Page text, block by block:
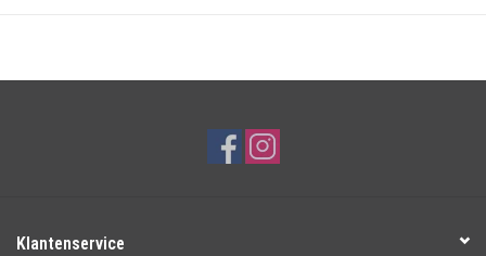
Klantenservice